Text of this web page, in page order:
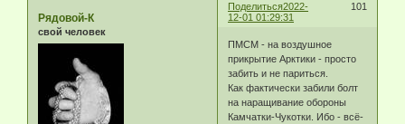
Поделиться 101
2022-
12-01 01:29:31
Рядовой-К
свой человек
ПМСМ - на воздушное
прикрытие Арктики - просто
забить и не париться.
Как фактически забили болт
на наращивание обороны
Камчатки-Чукотки. Ибо - всё-